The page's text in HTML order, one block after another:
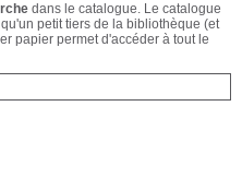
dans le catalogue. Le catalogue
petit tiers de la bibliothèque (et
papier permet d'accéder à tout le